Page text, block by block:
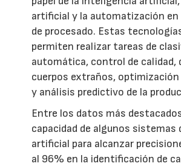
artificial y la automatización en
de procesado. Estas
permiten realizar tareas de
automática, control de calidad,
cuerpos extraños, optimización
y análisis predictivo de la
Entre los datos más
capacidad de algunos sistemas
artificial para alcanzar
al 96% en la identificación de